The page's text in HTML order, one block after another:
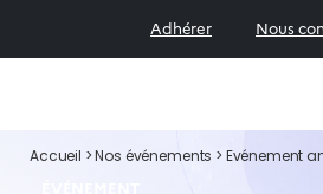
Adhérer Nous
Accueil >Nos événements > Evénement